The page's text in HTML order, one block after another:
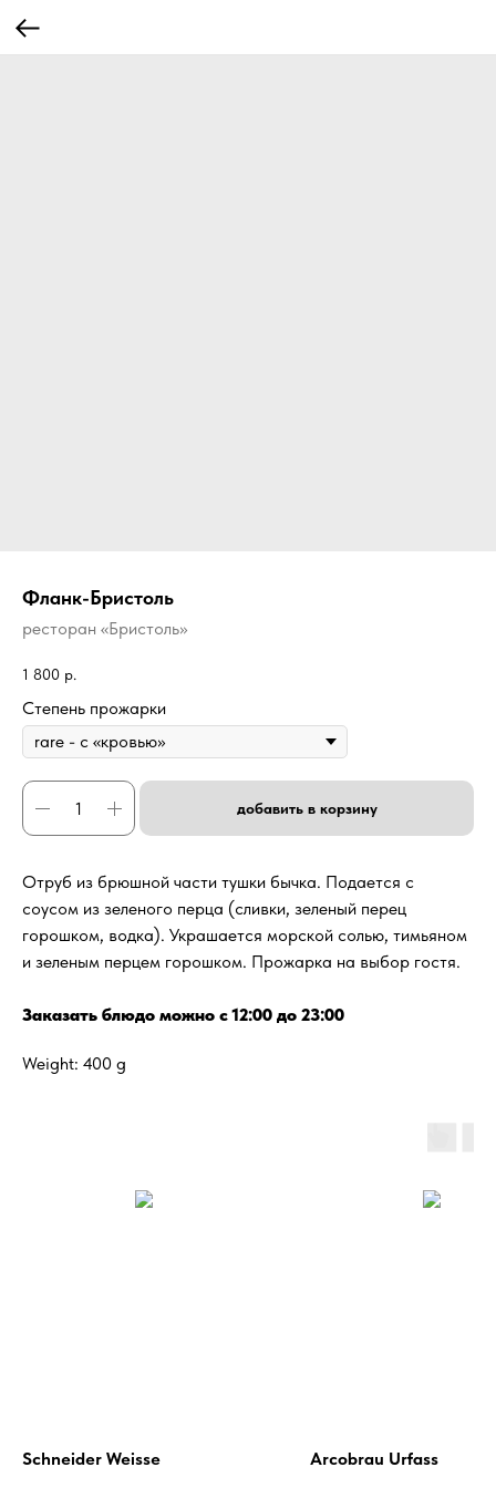
Фланк-Бристоль
ресторан «Бристоль»
1 800 р.
Степень прожарки
добавить в корзину
Отруб из брюшной части тушки бычка. Подается с
соусом из зеленого перца (сливки, зеленый перец
горошком, водка). Украшается морской солью, тимьяном
и зеленым перцем горошком. Прожарка на выбор гостя.
Заказать блюдо можно с 12:00 до 23:00
Weight: 400 g
Schneider Weisse
Arcobrau Urfass